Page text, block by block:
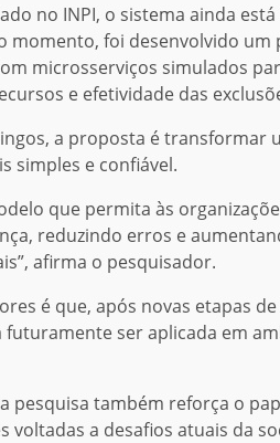
no INPI, o sistema ainda
momento, foi desenvolvido
microsserviços simulados
e efetividade das
a proposta é transformar
simples e confiável.
que permita às
reduzindo erros e
afirma o pesquisador.
é que, após novas etapas
futuramente ser aplicada em
pesquisa também reforça o
voltadas a desafios atuais da